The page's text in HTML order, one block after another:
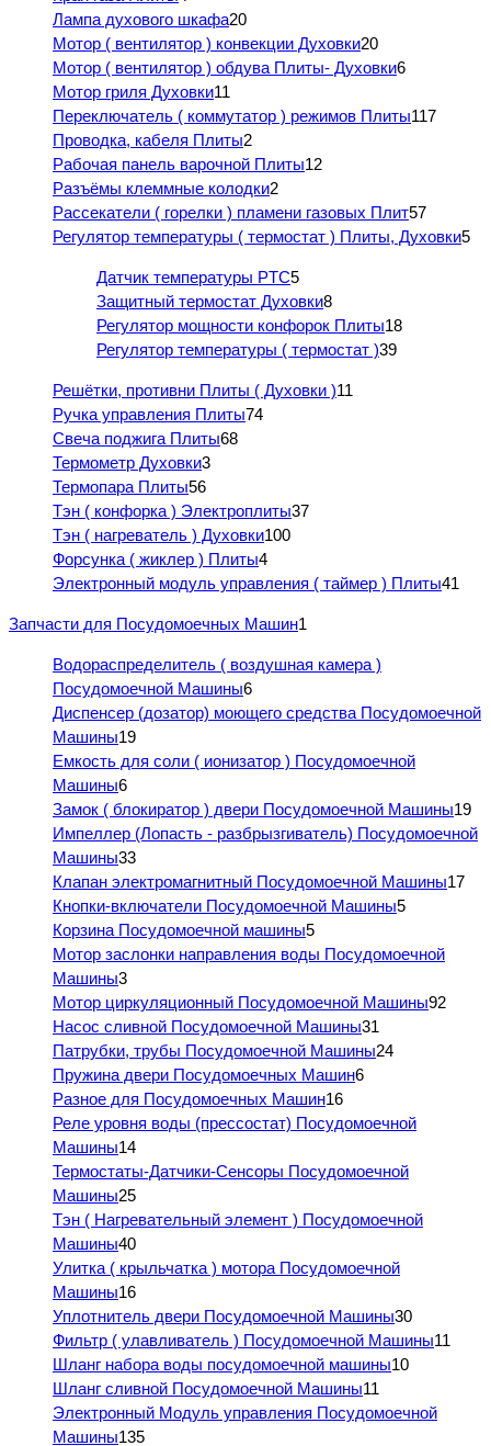
Лампа духового шкафа20
Мотор ( вентилятор ) конвекции Духовки20
Мотор ( вентилятор ) обдува Плиты- Духовки6
Мотор гриля Духовки11
Переключатель ( коммутатор ) режимов Плиты117
Проводка, кабеля Плиты2
Рабочая панель варочной Плиты12
Разъёмы клеммные колодки2
Рассекатели ( горелки ) пламени газовых Плит57
Регулятор температуры ( термостат ) Плиты, Духовки5
Датчик температуры PTC5
Защитный термостат Духовки8
Регулятор мощности конфорок Плиты18
Регулятор температуры ( термостат )39
Решётки, противни Плиты ( Духовки )11
Ручка управления Плиты74
Свеча поджига Плиты68
Термометр Духовки3
Термопара Плиты56
Тэн ( конфорка ) Электроплиты37
Тэн ( нагреватель ) Духовки100
Форсунка ( жиклер ) Плиты4
Электронный модуль управления ( таймер ) Плиты41
Запчасти для Посудомоечных Машин1
Водораспределитель ( воздушная камера )
Посудомоечной Машины6
Диспенсер (дозатор) моющего средства Посудомоечной
Машины19
Емкость для соли ( ионизатор ) Посудомоечной
Машины6
Замок ( блокиратор ) двери Посудомоечной Машины19
Импеллер (Лопасть - разбрызгиватель) Посудомоечной
Машины33
Клапан электромагнитный Посудомоечной Машины17
Кнопки-включатели Посудомоечной Машины5
Корзина Посудомоечной машины5
Мотор заслонки направления воды Посудомоечной
Машины3
Мотор циркуляционный Посудомоечной Машины92
Насос сливной Посудомоечной Машины31
Патрубки, трубы Посудомоечной Машины24
Пружина двери Посудомоечных Машин6
Разное для Посудомоечных Машин16
Реле уровня воды (прессостат) Посудомоечной
Машины14
Термостаты-Датчики-Сенсоры Посудомоечной
Машины25
Тэн ( Нагревательный элемент ) Посудомоечной
Машины40
Улитка ( крыльчатка ) мотора Посудомоечной
Машины16
Уплотнитель двери Посудомоечной Машины30
Фильтр ( улавливатель ) Посудомоечной Машины11
Шланг набора воды посудомоечной машины10
Шланг сливной Посудомоечной Машины11
Электронный Модуль управления Посудомоечной
Машины135